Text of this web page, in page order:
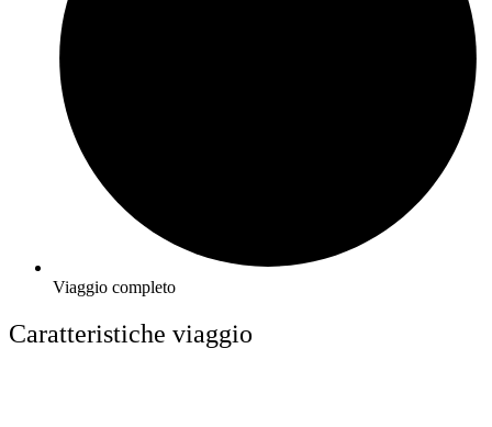
Viaggio completo
Caratteristiche viaggio